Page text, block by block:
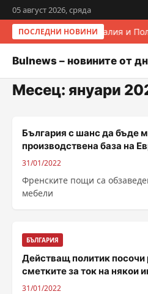
05 август 2026, сряда
ПОСЛЕДНИ НОВИНИИталия и
Bulnews – новините от
Месец: януари
България с шанс да бъде
производствена база на
31/01/2022
Френските пощи са
мебели
БЪЛГАРИЯ
Действащ политик посочи
сметките за ток на някои
31/01/2022